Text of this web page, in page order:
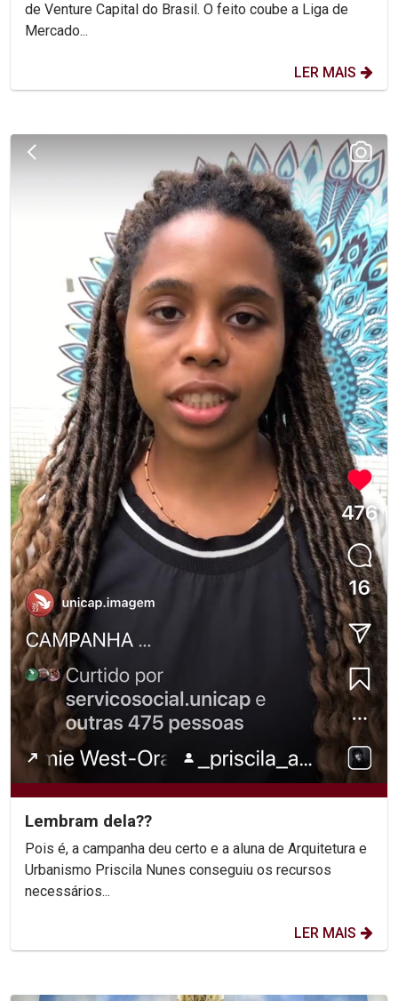
de Venture Capital do Brasil. O feito coube a Liga de
Mercado...
LER MAIS
Lembram dela??
Pois é, a campanha deu certo e a aluna de Arquitetura e
Urbanismo Priscila Nunes conseguiu os recursos
necessários...
LER MAIS